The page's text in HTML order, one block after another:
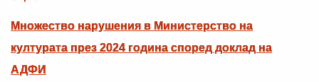
Множество нарушения в Министерство на
културата през 2024 година според доклад на
АДФИ